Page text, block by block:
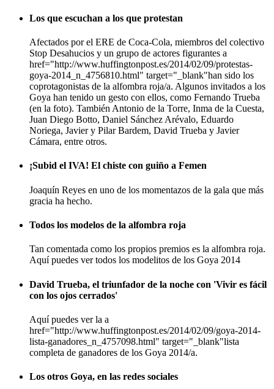
Los que escuchan a los que protestan
Afectados por el ERE de Coca-Cola, miembros del colectivo
Stop Desahucios y un grupo de actores figurantes a
href="http://www.huffingtonpost.es/2014/02/09/protestas-
goya-2014_n_4756810.html" target="_blank"han sido los
coprotagonistas de la alfombra roja/a. Algunos invitados a los
Goya han tenido un gesto con ellos, como Fernando Trueba
(en la foto). También Antonio de la Torre, Inma de la Cuesta,
Juan Diego Botto, Daniel Sánchez Arévalo, Eduardo
Noriega, Javier y Pilar Bardem, David Trueba y Javier
Cámara, entre otros.
¡Subid el IVA! El chiste con guiño a Femen
Joaquín Reyes en uno de los momentazos de la gala que más
gracia ha hecho.
Todos los modelos de la alfombra roja
Tan comentada como los propios premios es la alfombra roja.
Aquí puedes ver todos los modelitos de los Goya 2014
David Trueba, el triunfador de la noche con 'Vivir es fácil
con los ojos cerrados'
Aquí puedes ver la a
href="http://www.huffingtonpost.es/2014/02/09/goya-2014-
lista-ganadores_n_4757098.html" target="_blank"lista
completa de ganadores de los Goya 2014/a.
Los otros Goya, en las redes sociales